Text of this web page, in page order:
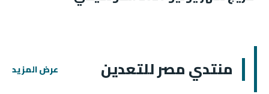
منتدي مصر للتعدين عرض المزيد